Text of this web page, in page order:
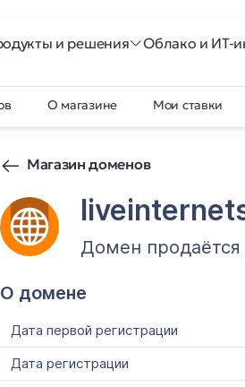
и решения Облако и ИТ-
О магазине Мои ставки
Магазин доменов
Домен продаётся
О домене
Дата первой регистрации
Дата регистрации